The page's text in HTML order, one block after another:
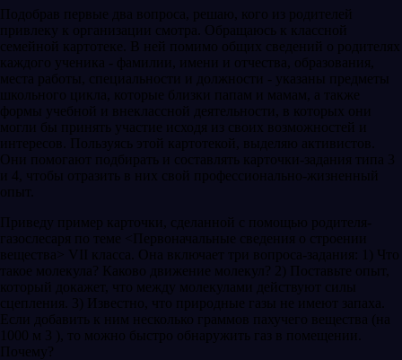
Подобрав первые два вопроса, решаю, кого из родителей
привлеку к организации смотра. Обращаюсь к классной
семейной картотеке. В ней помимо общих сведений о родителях
каждого ученика - фамилии, имени и отчества, образования,
места работы, специальности и должности - указаны предметы
школьного цикла, которые близки папам и мамам, а также
формы учебной и внеклассной деятельности, в которых они
могли бы принять участие исходя из своих возможностей и
интересов. Пользуясь этой картотекой, выделяю активистов.
Они помогают подбирать и составлять карточки-задания типа 3
и 4, чтобы отразить в них свой профессионально-жизненный
опыт.
Приведу пример карточки, сделанной с помощью родителя-
газослесаря по теме <Первоначальные сведения о строении
вещества> VII класса. Она включает три вопроса-задания: 1) Что
такое молекула? Каково движение молекул? 2) Поставьте опыт,
который докажет, что между молекулами действуют силы
сцепления. 3) Известно, что природные газы не имеют запаха.
Если добавить к ним несколько граммов пахучего вещества (на
1000 м 3 ), то можно быстро обнаружить газ в помещении.
Почему?